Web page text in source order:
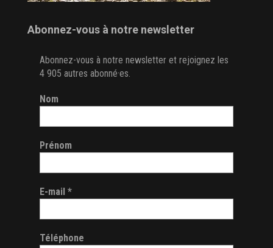
Abonnez-vous à notre newsletter
Abonnez-vous à notre newsletter et rejoignez les
4 905 autres abonné·es.
Nom
Prénom
E-mail *
Téléphone